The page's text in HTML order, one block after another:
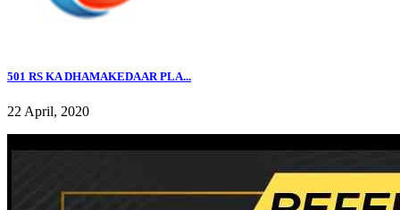
501 RS KA DHAMAKEDAAR PLA...
22 April, 2020